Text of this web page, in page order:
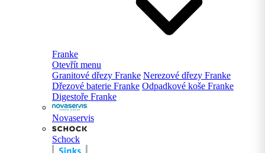
Franke
Otevřít menu
Granitové dřezy Franke Nerezové dřezy Franke
Dřezové baterie Franke Odpadkové koše Franke
Digestoře Franke
Novaservis
Schock